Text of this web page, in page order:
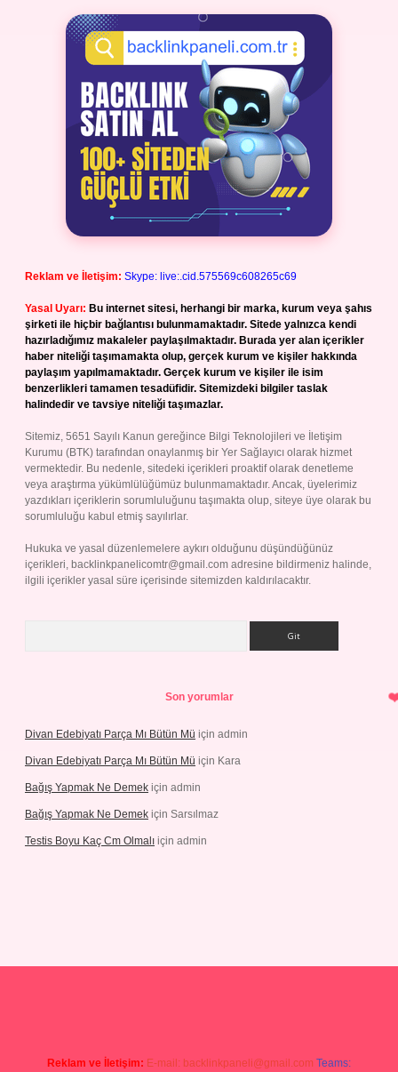
Reklam ve İletişim: Skype: live:.cid.575569c608265c69
Yasal Uyarı: Bu internet sitesi, herhangi bir marka, kurum veya şahıs
şirketi ile hiçbir bağlantısı bulunmamaktadır. Sitede yalnızca kendi
hazırladığımız makaleler paylaşılmaktadır. Burada yer alan içerikler
haber niteliği taşımamakta olup, gerçek kurum ve kişiler hakkında
paylaşım yapılmamaktadır. Gerçek kurum ve kişiler ile isim
benzerlikleri tamamen tesadüfidir. Sitemizdeki bilgiler taslak
halindedir ve tavsiye niteliği taşımazlar.
Sitemiz, 5651 Sayılı Kanun gereğince Bilgi Teknolojileri ve İletişim
Kurumu (BTK) tarafından onaylanmış bir Yer Sağlayıcı olarak hizmet
vermektedir. Bu nedenle, sitedeki içerikleri proaktif olarak denetleme
veya araştırma yükümlülüğümüz bulunmamaktadır. Ancak, üyelerimiz
yazdıkları içeriklerin sorumluluğunu taşımakta olup, siteye üye olarak bu
sorumluluğu kabul etmiş sayılırlar.
Hukuka ve yasal düzenlemelere aykırı olduğunu düşündüğünüz
içerikleri, backlinkpanelicomtr@gmail.com adresine bildirmeniz halinde,
ilgili içerikler yasal süre içerisinde sitemizden kaldırılacaktır.
Son yorumlar
Divan Edebiyatı Parça Mı Bütün Mü için admin
Divan Edebiyatı Parça Mı Bütün Mü için Kara
Bağış Yapmak Ne Demek için admin
Bağış Yapmak Ne Demek için Sarsılmaz
Testis Boyu Kaç Cm Olmalı için admin
Reklam ve İletişim: E-mail: backlinkpaneli@gmail.com Teams: